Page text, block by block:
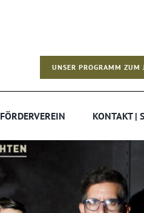
UNSER PROGRAMM
FÖRDERVEREIN KONTAKT |